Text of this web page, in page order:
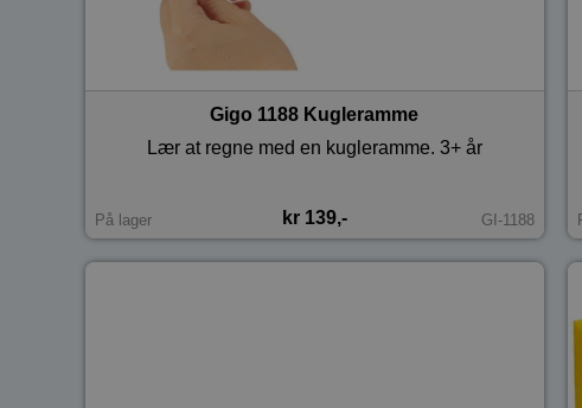
Gigo 1188 Kugleramme
Lær at regne med en kugleramme. 3+ år
På lager kr 139,- GI-1188